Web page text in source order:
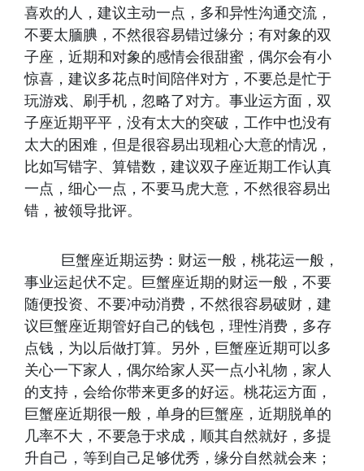
喜欢的人，建议主动一点，多和异性沟通交流，
不要太腼腆，不然很容易错过缘分；有对象的双
子座，近期和对象的感情会很甜蜜，偶尔会有小
惊喜，建议多花点时间陪伴对方，不要总是忙于
玩游戏、刷手机，忽略了对方。事业运方面，双
子座近期平平，没有太大的突破，工作中也没有
太大的困难，但是很容易出现粗心大意的情况，
比如写错字、算错数，建议双子座近期工作认真
一点，细心一点，不要马虎大意，不然很容易出
错，被领导批评。
巨蟹座近期运势：财运一般，桃花运一般，
事业运起伏不定。巨蟹座近期的财运一般，不要
随便投资、不要冲动消费，不然很容易破财，建
议巨蟹座近期管好自己的钱包，理性消费，多存
点钱，为以后做打算。另外，巨蟹座近期可以多
关心一下家人，偶尔给家人买一点小礼物，家人
的支持，会给你带来更多的好运。桃花运方面，
巨蟹座近期很一般，单身的巨蟹座，近期脱单的
几率不大，不要急于求成，顺其自然就好，多提
升自己，等到自己足够优秀，缘分自然就会来；